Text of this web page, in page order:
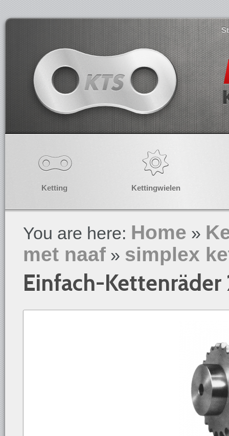
Ketting Kettingwielen
You are here: Home »
met naaf » simplex
Einfach-Kettenräder